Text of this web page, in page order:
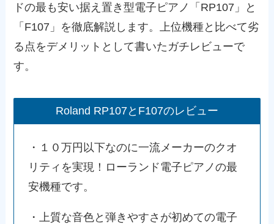
ドの最も安い据え置き型電子ピアノ「RP107」と
「F107」を徹底解説します。上位機種と比べて劣
る点をデメリットとして書いたガチレビューで
す。
Roland RP107とF107のレビュー
・１０万円以下なのに一流メーカーのクオ
リティを実現！ローランド電子ピアノの最
安機種です。
・上質な音色と弾きやすさが初めての電子